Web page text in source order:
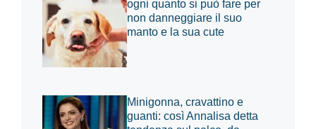
ogni quanto si può fare per
non danneggiare il suo
manto e la sua cute
Minigonna, cravattino e
guanti: così Annalisa detta